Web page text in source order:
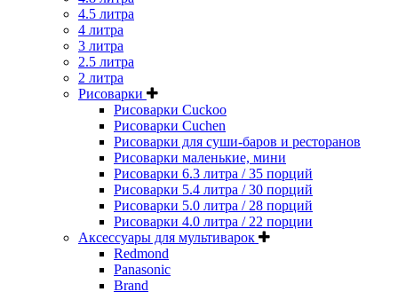
4.5 литра
4 литра
3 литра
2.5 литра
2 литра
Рисоварки
Рисоварки Cuckoo
Рисоварки Cuchen
Рисоварки для суши-баров и ресторанов
Рисоварки маленькие, мини
Рисоварки 6.3 литра / 35 порций
Рисоварки 5.4 литра / 30 порций
Рисоварки 5.0 литра / 28 порций
Рисоварки 4.0 литра / 22 порции
Аксессуары для мультиварок
Redmond
Panasonic
Brand